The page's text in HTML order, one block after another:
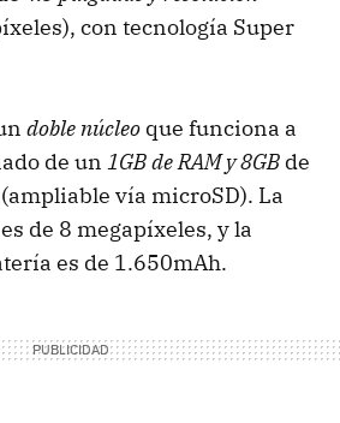
con tecnología Super
doble núcleo que funciona a
de un 1GB de RAM y 8GB de
vía microSD). La
de 8 megapíxeles, y la
es de 1.650mAh.